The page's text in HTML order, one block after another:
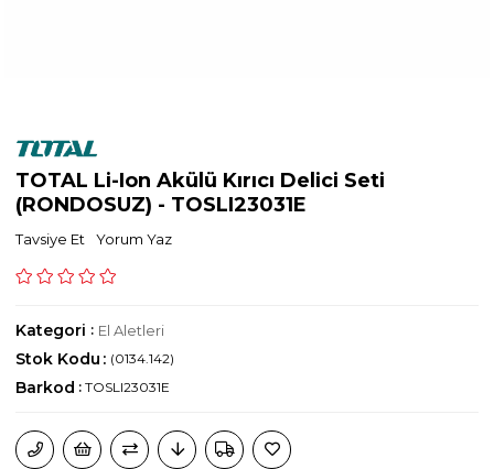
TOTAL Li-Ion Akülü Kırıcı Delici Seti
(RONDOSUZ) - TOSLI23031E
Tavsiye Et Yorum Yaz
Kategori : El Aletleri
(0134.142)
Stok Kodu
Barkod : TOSLI23031E